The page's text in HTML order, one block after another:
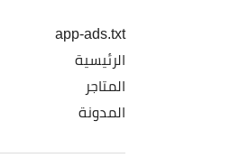
app-ads.txt
الرئيسية
المتاجر
المدونة